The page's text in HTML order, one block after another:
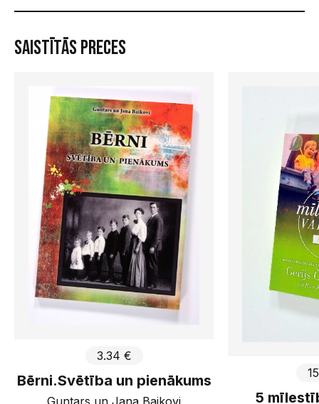
Saistītās preces
3.34 €
Bērni.Svētība un pienākums
Guntars un Jana Baikovi
5